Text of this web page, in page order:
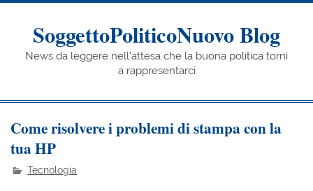
Skip
contentSoggettoPoliticoNuovo Blog
News da leggere nell'attesa che la buona politica torni
a rappresentarci
Come risolvere i problemi di stampa con la
tua HP
Tecnologia